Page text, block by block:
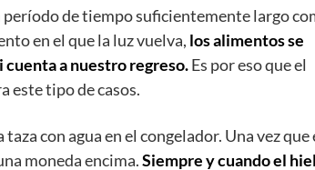
período de tiempo suficientemente largo
en el que la luz vuelva, los alimentos se
cuenta a nuestro regreso.Es por eso que el
este tipo de casos.
con agua en el congelador. Una vez que
moneda encima.Siempre y cuando el